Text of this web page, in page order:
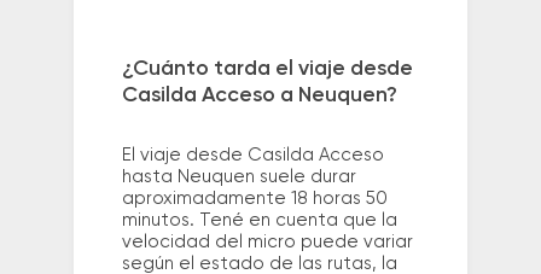
¿Cuánto tarda el viaje desde
Casilda Acceso a Neuquen?
El viaje desde Casilda Acceso
hasta Neuquen suele durar
aproximadamente 18 horas 50
minutos. Tené en cuenta que la
velocidad del micro puede variar
según el estado de las rutas, la